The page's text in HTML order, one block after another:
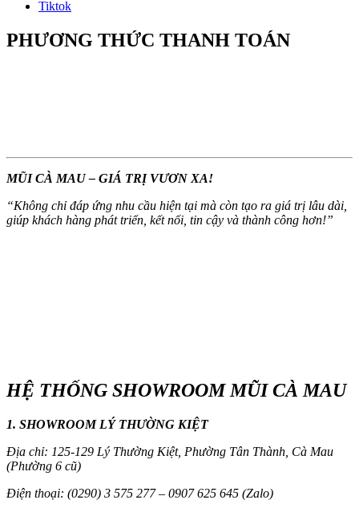
Tiktok
PHƯƠNG THỨC THANH TOÁN
MŨI CÀ MAU – GIÁ TRỊ VƯƠN XA!
“Không chỉ đáp ứng nhu cầu hiện tại mà còn tạo ra giá trị lâu dài,
giúp khách hàng phát triển, kết nối, tin cậy và thành công hơn!”
HỆ THỐNG SHOWROOM MŨI CÀ MAU
1. SHOWROOM LÝ THƯỜNG KIỆT
Địa chỉ: 125-129 Lý Thường Kiệt, Phường Tân Thành, Cà Mau
(Phường 6 cũ)
Điện thoại: (0290) 3 575 277 – 0907 625 645 (Zalo)